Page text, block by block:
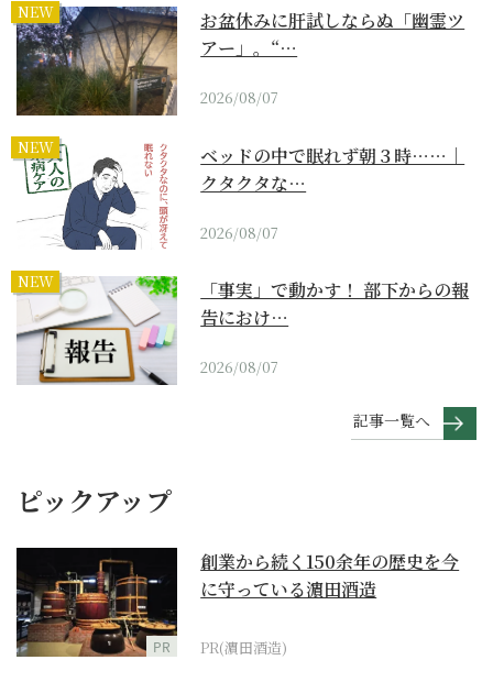
NEW
お盆休みに肝試しならぬ「幽霊ツ
アー」。“…
2026/08/07
NEW
ベッドの中で眠れず朝３時……｜
クタクタな…
2026/08/07
NEW
「事実」で動かす！ 部下からの報
告におけ…
2026/08/07
記事一覧へ
ピックアップ
PR
創業から続く150余年の歴史を今
に守っている濵田酒造
PR(濵田酒造)